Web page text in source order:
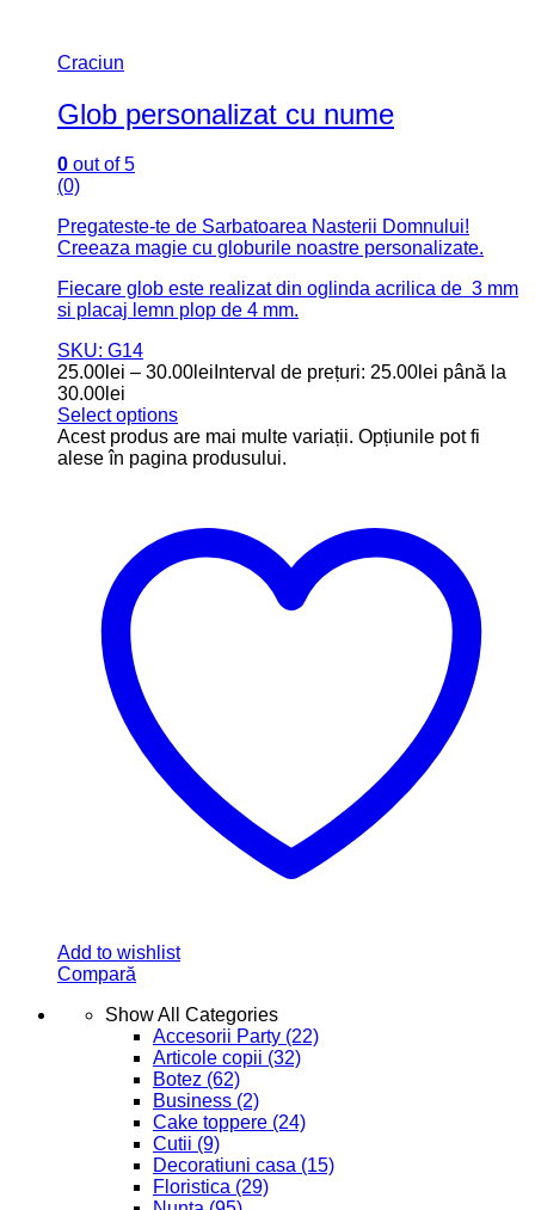
Craciun
Glob personalizat cu nume
0 out of 5
(0)
Pregateste-te de Sarbatoarea Nasterii Domnului!
Creeaza magie cu globurile noastre personalizate.
Fiecare glob este realizat din oglinda acrilica de 3 mm
si placaj lemn plop de 4 mm.
SKU: G14
25.00 lei – 30.00 lei Interval de prețuri: 25.00lei până la
30.00lei
Select options
Acest produs are mai multe variații. Opțiunile pot fi
alese în pagina produsului.
Add to wishlist
Compară
Show All Categories
Accesorii Party (22)
Articole copii (32)
Botez (62)
Business (2)
Cake toppere (24)
Cutii (9)
Decoratiuni casa (15)
Floristica (29)